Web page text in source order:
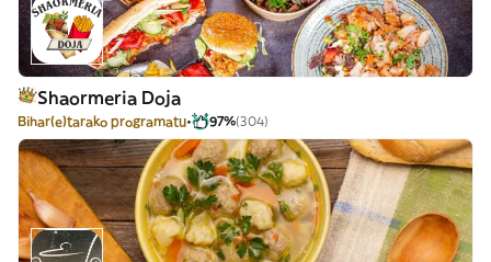
Shaormeria Doja
Bihar(e)tarako programatu 97%(304)